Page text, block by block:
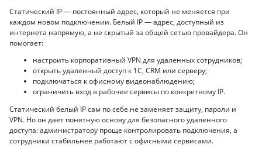
Статический IP — постоянный адрес, который не меняется при
каждом новом подключении. Белый IP — адрес, доступный из
интернета напрямую, а не скрытый за общей сетью провайдера. Он
помогает:
настроить корпоративный VPN для удаленных сотрудников;
открыть удаленный доступ к 1С, CRM или серверу;
подключаться к офисному видеонаблюдению;
ограничить вход в рабочие сервисы по конкретному IP.
Статический белый IP сам по себе не заменяет защиту, пароли и
VPN. Но он дает понятную основу для безопасного удаленного
доступа: администратору проще контролировать подключения, а
сотрудники стабильнее работают с офисными сервисами.